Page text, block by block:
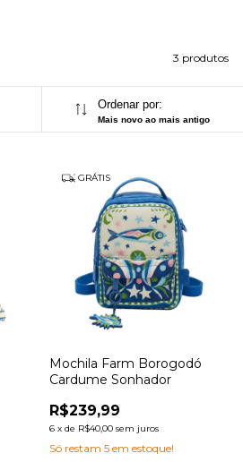
3 produtos
Ordenar por:
Mais novo ao mais antigo
GRÁTIS
Mochila Farm Borogodó
Cardume Sonhador
R$239,99
6 x de R$40,00 sem juros
Só restam 5 em estoque!